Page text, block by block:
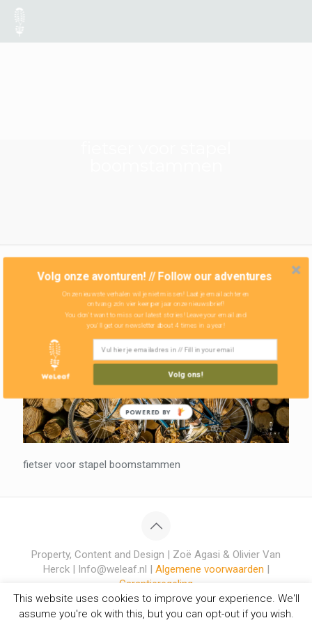
fietser voor stapel boomstammen
Property, Content and Design | Zoë Agasi & Olivier Van
Herck | Info@weleaf.nl | Algemene voorwaarden |
Garantieregeling
This website uses cookies to improve your experience. We'll
assume you're ok with this, but you can opt-out if you wish.
Volg onze avonturen! // Follow our adventures
Onze nieuwste verhalen wil je niet missen! Laat je email achter en
ontvang zo'n vier keer per jaar onze nieuwsbrief!
Volg ons!
You don't want to miss our latest stories! Leave your email and
you'll get our newsletter about 4 times in a year!
POWERED BY